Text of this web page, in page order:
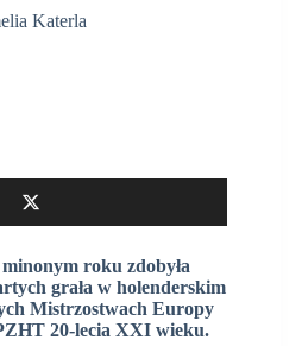
Katerla
roku zdobyła
grała w holenderskim
Mistrzostwach Europy
20-lecia XXI wieku.